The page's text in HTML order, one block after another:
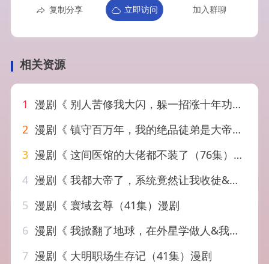
复制分享 立即访问 加入群聊
相关资源
1 漫剧《 别人苦修我大闪，躲一招涨十年功力！&别人苦修我大闪躲一招涨十年功力（61集）漫剧
2 漫剧《 镇守百万年，我的绝品徒弟是大帝&镇守百万年我的绝品徒弟是大帝（62集）漫剧
3 漫剧《 这间医馆的大佬都不装了（76集）漫剧
4 漫剧《 我都大帝了，系统竟然让我收徒&我都大帝了系统竟然让我收徒（73集）漫剧
5 漫剧《 寰域玄尊（41集）漫剧
6 漫剧《 我掀翻了地球，在外星学做人&我掀翻了地球在外星学做人（44集）漫剧
7 漫剧《 大明职场生存记（41集）漫剧